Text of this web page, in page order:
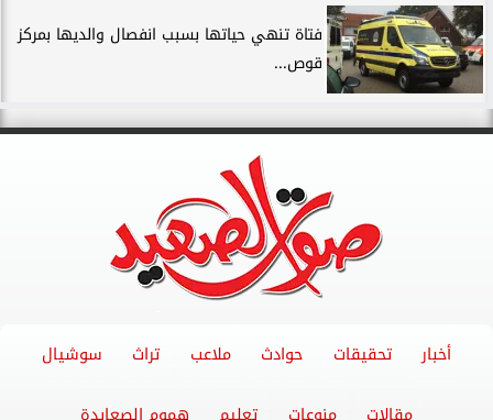
فتاة تنهي حياتها بسبب انفصال والديها بمركز
قوص...
أخبار تحقيقات حوادث ملاعب تراث سوشيال